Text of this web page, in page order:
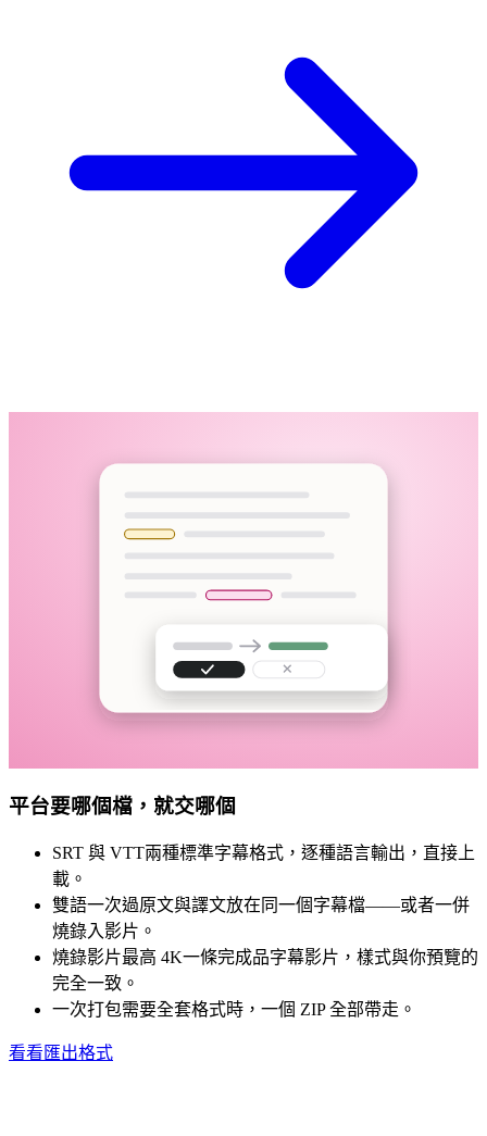
平台要哪個檔，就交哪個
SRT 與 VTT兩種標準字幕格式，逐種語言輸出，直接上
載。
雙語一次過原文與譯文放在同一個字幕檔——或者一併
燒錄入影片。
燒錄影片最高 4K一條完成品字幕影片，樣式與你預覽的
完全一致。
一次打包需要全套格式時，一個 ZIP 全部帶走。
看看匯出格式